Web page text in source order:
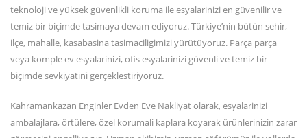
teknoloji ve yüksek güvenlikli koruma ile esyalarinizi en güvenilir ve
temiz bir biçimde tasimaya devam ediyoruz. Türkiye’nin bütün sehir,
ilçe, mahalle, kasabasina tasimaciligimizi yürütüyoruz. Parça parça
veya komple ev esyalarinizi, ofis esyalarinizi güvenli ve temiz bir
biçimde sevkiyatini gerçeklestiriyoruz.
Kahramankazan Enginler Evden Eve Nakliyat olarak, esyalarinizi
ambalajlara, örtülere, özel korumali kaplara koyarak ürünlerinizin zarar